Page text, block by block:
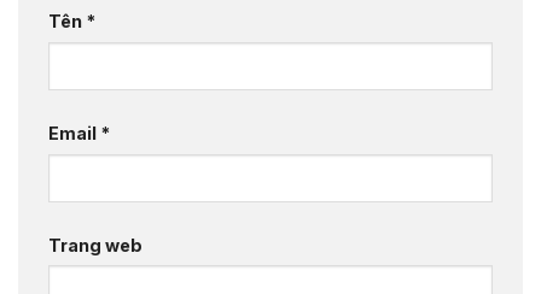
Tên *
Email *
Trang web